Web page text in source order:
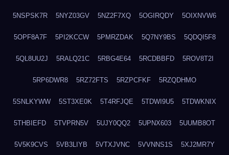
5NSPSK7R 5NYZ03GV 5NZ2F7XQ 5OGIRQDY 5OIXNVW6
5OPF8A7F 5PI2KCCW 5PMRZDAK 5Q7NY9BS 5QDQI5F8
5QL8UU2J 5RALQ21C 5RBG4E64 5RCDBBFD 5ROV8T2I
5RP6DWR8 5RZ72FTS 5RZPCFKF 5RZQDHMO
5SNLKYWW 5ST3XE0K 5T4RFJQE 5TDWI9U5 5TDWKNIX
5THBIEFD 5TVPRN5V 5UJY0QQ2 5UPNX603 5UUMB8OT
5V5K9CVS 5VB3LIYB 5VTXJVNC 5VVNNS1S 5XJ2MR7Y